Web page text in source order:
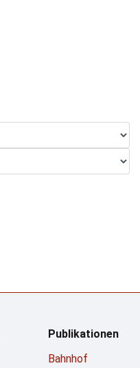
Publikationen
Bahnhof